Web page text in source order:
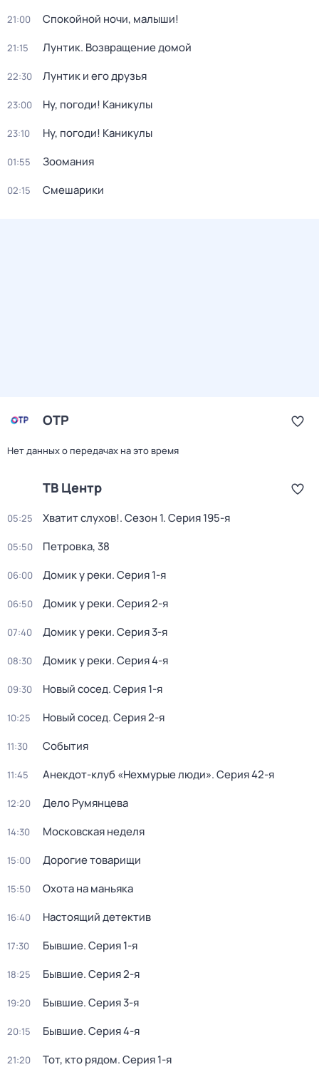
21:00 Спокойной ночи, малыши!
21:15 Лунтик. Возвращение домой
22:30 Лунтик и его друзья
23:00 Ну, погоди! Каникулы
23:10 Ну, погоди! Каникулы
01:55 Зоомания
02:15 Смешарики
ОТР
Нет данных о передачах на это время
ТВ Центр
05:25 Хватит слухов!. Сезон 1. Серия 195-я
05:50 Петровка, 38
06:00 Домик у реки. Серия 1-я
06:50 Домик у реки. Серия 2-я
07:40 Домик у реки. Серия 3-я
08:30 Домик у реки. Серия 4-я
09:30 Новый сосед. Серия 1-я
10:25 Новый сосед. Серия 2-я
11:30 События
11:45 Анекдот-клуб «Нехмурые люди». Серия 42-я
12:20 Дело Румянцева
14:30 Московская неделя
15:00 Дорогие товарищи
15:50 Охота на маньяка
16:40 Настоящий детектив
17:30 Бывшие. Серия 1-я
18:25 Бывшие. Серия 2-я
19:20 Бывшие. Серия 3-я
20:15 Бывшие. Серия 4-я
21:20 Тот, кто рядом. Серия 1-я